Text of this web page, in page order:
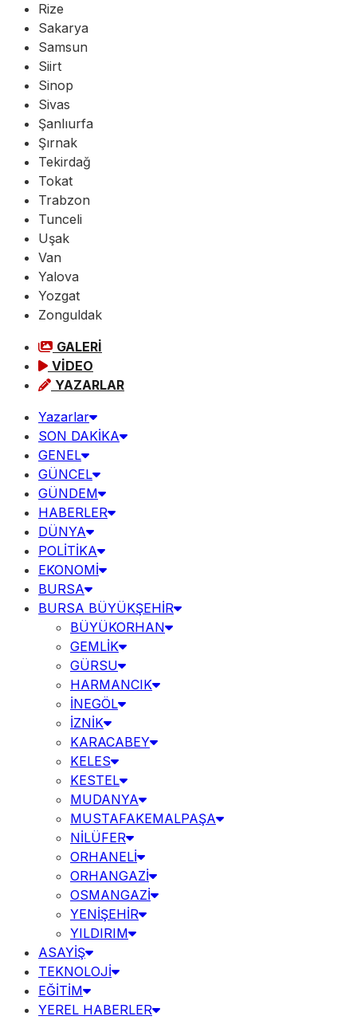
Rize
Sakarya
Samsun
Siirt
Sinop
Sivas
Şanlıurfa
Şırnak
Tekirdağ
Tokat
Trabzon
Tunceli
Uşak
Van
Yalova
Yozgat
Zonguldak
GALERİ
VİDEO
YAZARLAR
Yazarlar
SON DAKİKA
GENEL
GÜNCEL
GÜNDEM
HABERLER
DÜNYA
POLİTİKA
EKONOMİ
BURSA
BURSA BÜYÜKŞEHİR
BÜYÜKORHAN
GEMLİK
GÜRSU
HARMANCIK
İNEGÖL
İZNİK
KARACABEY
KELES
KESTEL
MUDANYA
MUSTAFAKEMALPAŞA
NİLÜFER
ORHANELİ
ORHANGAZİ
OSMANGAZİ
YENİŞEHİR
YILDIRIM
ASAYİŞ
TEKNOLOJİ
EĞİTİM
YEREL HABERLER